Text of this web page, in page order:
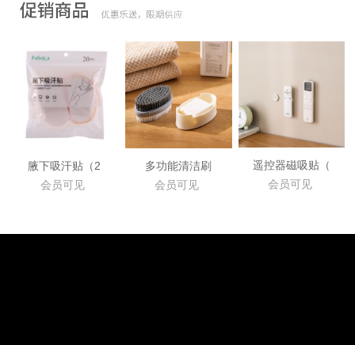
腋下吸汗贴（2
会员可见
多功能清洁刷
会员可见
遥控器磁吸贴（
会员可见